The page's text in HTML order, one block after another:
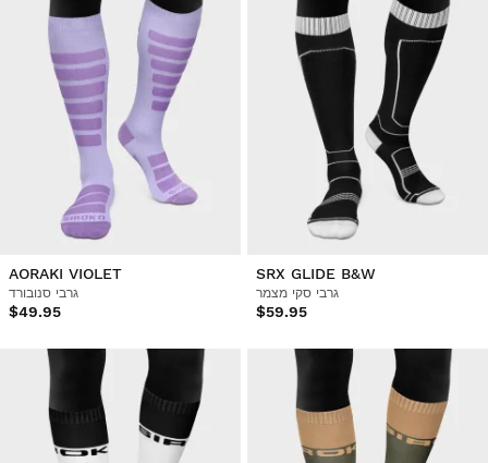
AORAKI VIOLET
גרבי סנובורד
$49.95
SRX GLIDE B&W
גרבי סקי מצמר
$59.95